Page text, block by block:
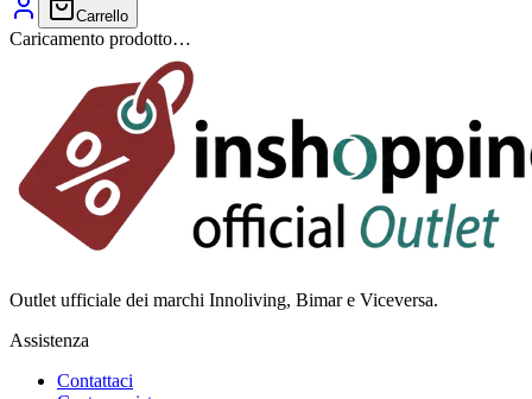
Carrello
Caricamento prodotto…
Outlet ufficiale dei marchi Innoliving, Bimar e Viceversa.
Assistenza
Contattaci